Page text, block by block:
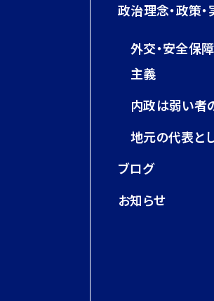
政治理念・政策
外交・安全保
主義
内政は弱い者
地元の代表と
ブログ
お知らせ